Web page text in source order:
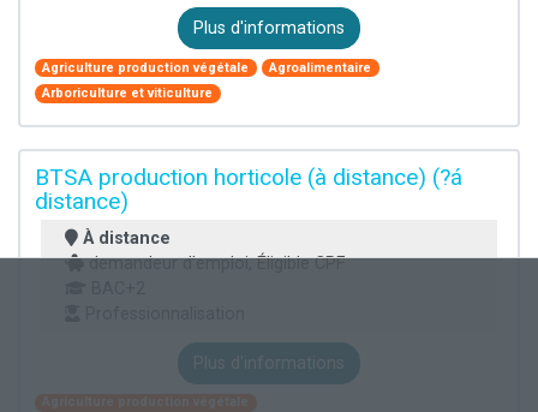
Plus d'informations
Agriculture production végétale
Agroalimentaire
Arboriculture et viticulture
BTSA production horticole (à distance) (?á
distance)
À distance
demandeur d’emploi, Éligible CPF
Plus d'informations